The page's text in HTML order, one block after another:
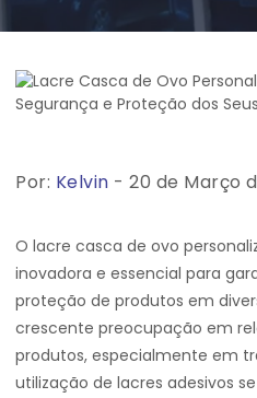
Por: Kelvin - 20 de Março
O lacre casca de ovo
inovadora e essencial para
proteção de produtos em
crescente preocupação em
produtos, especialmente em
utilização de lacres adesivos